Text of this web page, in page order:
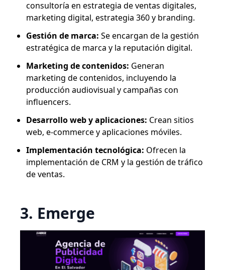
consultoría en estrategia de ventas digitales,
marketing digital, estrategia 360 y branding.
Gestión de marca: Se encargan de la gestión
estratégica de marca y la reputación digital.
Marketing de contenidos: Generan
marketing de contenidos, incluyendo la
producción audiovisual y campañas con
influencers.
Desarrollo web y aplicaciones: Crean sitios
web, e-commerce y aplicaciones móviles.
Implementación tecnológica: Ofrecen la
implementación de CRM y la gestión de tráfico
de ventas.
3. Emerge